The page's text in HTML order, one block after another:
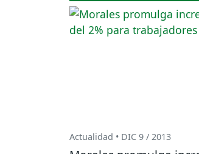
Actualidad • DIC 9 / 2013